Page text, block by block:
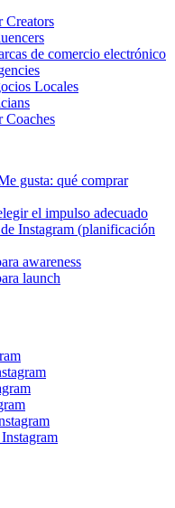
Creators
de comercio electrónico
Locales
Coaches
gusta: qué comprar
el impulso adecuado
Instagram (planificación
awareness
launch